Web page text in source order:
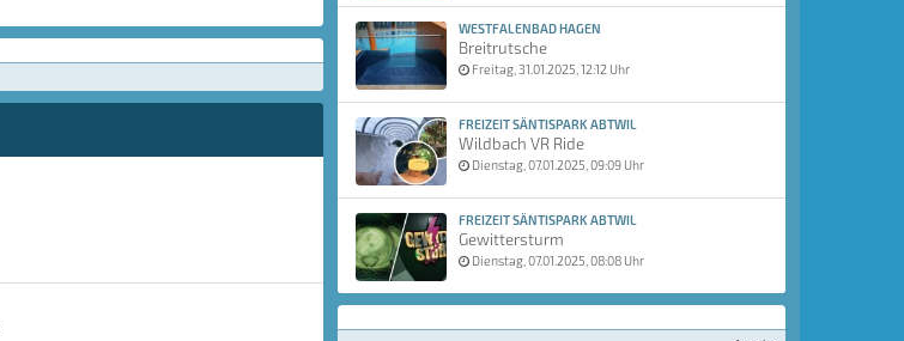
WESTFALENBAD HAGEN
Breitrutsche
Freitag, 31.01.2025, 12:12 Uhr
FREIZEIT SÄNTISPARK ABTWIL
Wildbach VR Ride
Dienstag, 07.01.2025, 09:09 Uhr
FREIZEIT SÄNTISPARK ABTWIL
Gewittersturm
Dienstag, 07.01.2025, 08:08 Uhr